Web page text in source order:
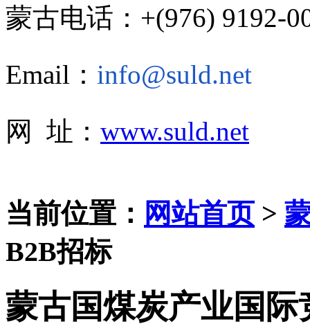
蒙古电话：+(976) 9192-
Email： info@suld.net
网 址： www.suld.net
当前位置： 网站首页>
B2B招标
蒙古国煤炭产业国际